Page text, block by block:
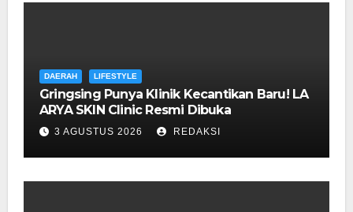
DAERAH LIFESTYLE
Gringsing Punya Klinik Kecantikan Baru! LA
ARYA SKIN Clinic Resmi Dibuka
3 AGUSTUS 2026 REDAKSI